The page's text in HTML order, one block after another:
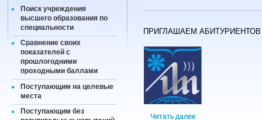
Поиск учреждения
высшего образования по
специальности
Сравнение своих
показателей с
прошлогодними
проходными баллами
Поступающим на целевые
места
Поступающим без
ПРИГЛАШАЕМ
Читать далее